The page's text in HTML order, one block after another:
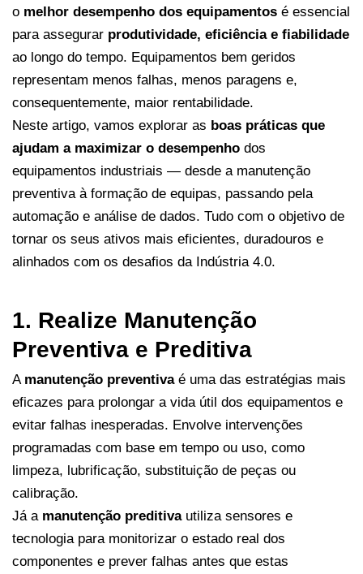
o melhor desempenho dos equipamentos é essencial
para assegurar produtividade, eficiência e fiabilidade
ao longo do tempo. Equipamentos bem geridos
representam menos falhas, menos paragens e,
consequentemente, maior rentabilidade.
Neste artigo, vamos explorar as boas práticas que
ajudam a maximizar o desempenho dos
equipamentos industriais — desde a manutenção
preventiva à formação de equipas, passando pela
automação e análise de dados. Tudo com o objetivo de
tornar os seus ativos mais eficientes, duradouros e
alinhados com os desafios da Indústria 4.0.
1. Realize Manutenção
Preventiva e Preditiva
A manutenção preventivaé uma das estratégias mais
eficazes para prolongar a vida útil dos equipamentos e
evitar falhas inesperadas. Envolve intervenções
programadas com base em tempo ou uso, como
limpeza, lubrificação, substituição de peças ou
calibração.
Já a manutenção preditivautiliza sensores e
tecnologia para monitorizar o estado real dos
componentes e prever falhas antes que estas